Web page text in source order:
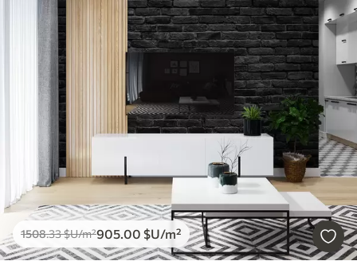
1508.33$U/m²905.00 $U/m²